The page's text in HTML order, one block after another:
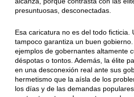
presuntuosas, desconectadas.
Esa caricatura no es del todo ficticia.
tampoco garantiza un buen
ejemplos de gobernantes altamente
déspotas o tontos. Además, la élite
en una desconexión real ante sus
hermetismo que la aísla de los
los días y de las demandas